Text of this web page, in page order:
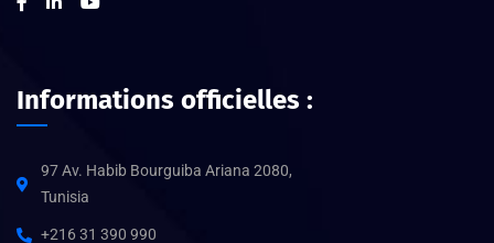
Informations officielles :
97 Av. Habib Bourguiba Ariana 2080,
Tunisia
+216 31 390 990